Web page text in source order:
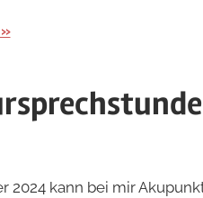
2024 kann bei mir